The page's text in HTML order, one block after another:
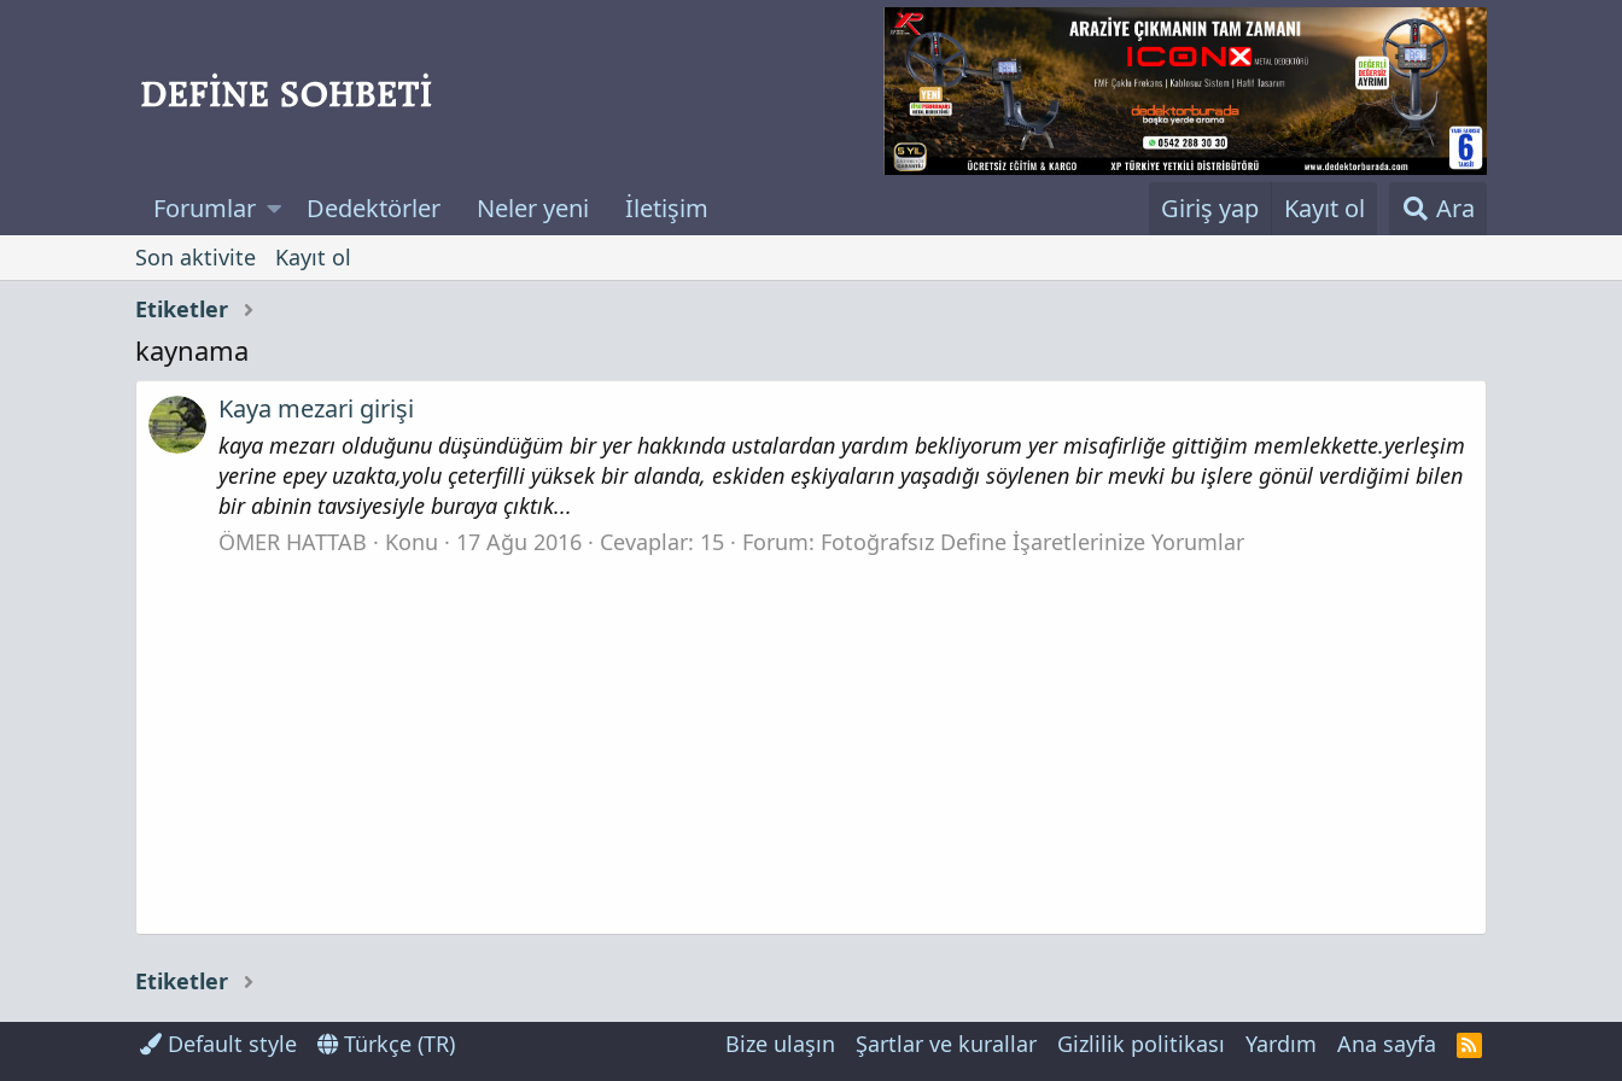
Forumlar Dedektörler Neler yeni İletişim Giriş yap Kayıt ol Ara
Son aktivite
Kayıt ol
Etiketler
kaynama
Kaya mezari girişi
kaya mezarı olduğunu düşündüğüm bir yer hakkında ustalardan yardım bekliyorum yer misafirliğe gittiğim memlekkette.yerleşim
yerine epey uzakta,yolu çeterfilli yüksek bir alanda, eskiden eşkiyaların yaşadığı söylenen bir mevki bu işlere gönül verdiğimi bilen
bir abinin tavsiyesiyle buraya çıktık...
ÖMER HATTAB
Konu 17 Ağu 2016 Cevaplar: 15 Forum: Fotoğrafsız Define İşaretlerinize Yorumlar
Etiketler
Default style Türkçe (TR) Bize ulaşın Şartlar ve kurallar Gizlilik politikası Yardım Ana sayfa